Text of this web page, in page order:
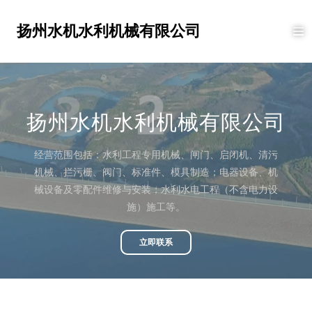
扬州水机水利机械有限公司
扬州水机水利机械有限公司
经营范围包括：水利工程专用机械、闸门、启闭机、清污
机械、拦污栅、阀门、标准件、模具制造；电器设备、机
械设备及零配件维修与安装；水利水电工程（不含电力设
施）施工等。
立即联系